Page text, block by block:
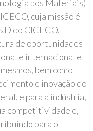
dos Materiais)
cuja missão é
do CICECO,
de oportunidades
e internacional e
bem como
e inovação do
e para a indústria,
competitividade e,
para o